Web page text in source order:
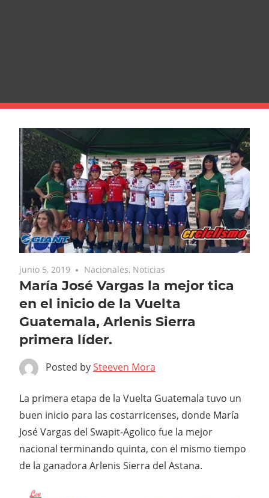
junio 5, 2019 Nacionales, Noticias
María José Vargas la mejor tica
en el inicio de la Vuelta
Guatemala, Arlenis Sierra
primera líder.
Posted bySteeven Mora
La primera etapa de la Vuelta Guatemala tuvo un
buen inicio para las costarricenses, donde María
José Vargas del Swapit-Agolico fue la mejor
nacional terminando quinta, con el mismo tiempo
de la ganadora Arlenis Sierra del Astana.